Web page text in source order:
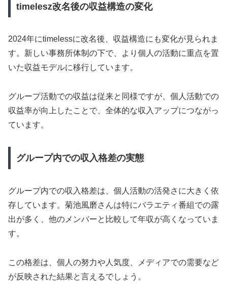
timelesz改名後の収益構造の変化
2024年にtimelessに改名後、収益構造にも変化が見られま
す。新しい事務所体制の下で、より個人の活動に重点を置
いた収益モデルに移行しています。
グループ活動での収益は従来と同様ですが、個人活動での
収益率が向上したことで、全体的な収入アップにつながっ
ています。
グループ内での収入格差の実態
グループ内での収入格差は、個人活動の活発さに大きく依
存しています。菊池風磨さんは特にバラエティ番組での露
出が多く、他のメンバーと比較して年収が高くなっていま
す。
この格差は、個人の努力や人気度、メディアでの需要など
が反映された結果と言えるでしょう。